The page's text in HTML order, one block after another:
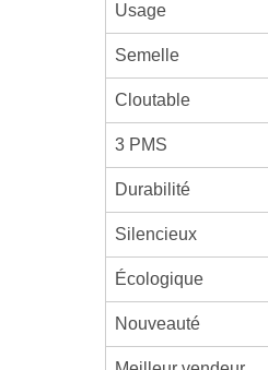
Usage
Semelle
Cloutable
3 PMS
Durabilité
Silencieux
Écologique
Nouveauté